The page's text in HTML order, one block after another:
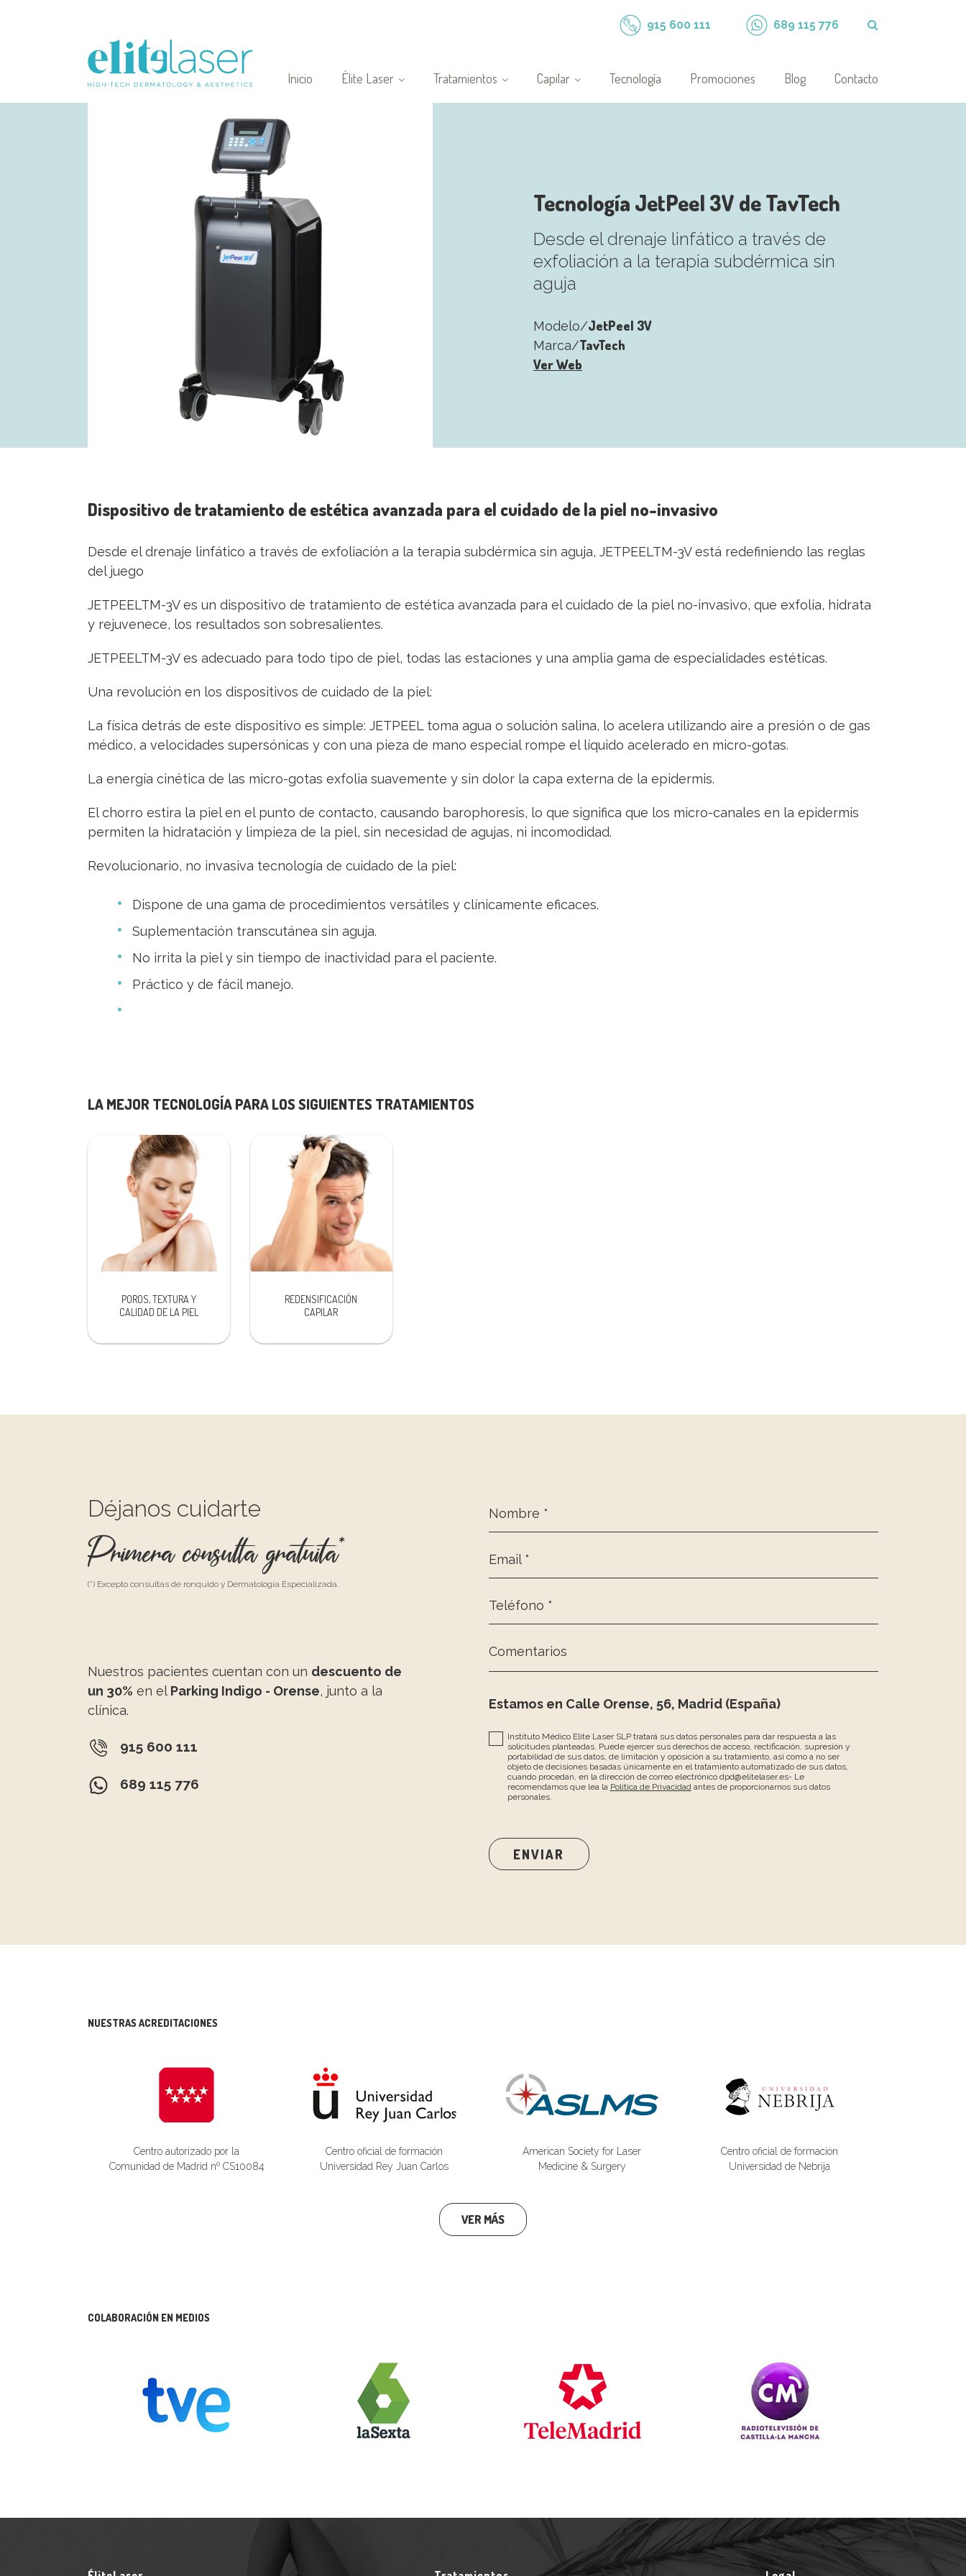
915 600 111 689 115 776
Inicio Élite Laser Tratamientos Capilar Tecnología Promociones Blog Contacto
Tecnología JetPeel 3V de TavTech
Desde el drenaje linfático a través de
exfoliación a la terapia subdérmica sin
aguja
Modelo/JetPeel 3V
Marca/TavTech
Ver Web
Dispositivo de tratamiento de estética avanzada para el cuidado de la piel no-invasivo
Desde el drenaje linfático a través de exfoliación a la terapia subdérmica sin aguja, JETPEELTM-3V está redefiniendo las reglas
del juego
JETPEELTM-3V es un dispositivo de tratamiento de estética avanzada para el cuidado de la piel no-invasivo, que exfolia, hidrata
y rejuvenece, los resultados son sobresalientes.
JETPEELTM-3V es adecuado para todo tipo de piel, todas las estaciones y una amplia gama de especialidades estéticas.
Una revolución en los dispositivos de cuidado de la piel:
La física detrás de este dispositivo es simple: JETPEEL toma agua o solución salina, lo acelera utilizando aire a presión o de gas
médico, a velocidades supersónicas y con una pieza de mano especial rompe el líquido acelerado en micro-gotas.
La energía cinética de las micro-gotas exfolia suavemente y sin dolor la capa externa de la epidermis.
El chorro estira la piel en el punto de contacto, causando barophoresis, lo que significa que los micro-canales en la epidermis
permiten la hidratación y limpieza de la piel, sin necesidad de agujas, ni incomodidad.
Revolucionario, no invasiva tecnología de cuidado de la piel:
Dispone de una gama de procedimientos versátiles y clínicamente eficaces.
Suplementación transcutánea sin aguja.
No irrita la piel y sin tiempo de inactividad para el paciente.
Práctico y de fácil manejo.
LA MEJOR TECNOLOGÍA PARA LOS SIGUIENTES TRATAMIENTOS
POROS, TEXTURA Y
CALIDAD DE LA PIEL
REDENSIFICACIÓN
CAPILAR
Déjanos cuidarte
Primera consulta gratuita*
(*) Excepto consultas de ronquido y Dermatología Especializada.
Nuestros pacientes cuentan con un descuento de
un 30% en el Parking Indigo - Orense, junto a la
clínica.
915 600 111
689 115 776
Nombre *
Email *
Teléfono *
Comentarios
Estamos en Calle Orense, 56, Madrid (España)
Instituto Médico Elite Laser SLP tratará sus datos personales para dar respuesta a las
solicitudes planteadas. Puede ejercer sus derechos de acceso, rectificación, supresión y
portabilidad de sus datos, de limitación y oposición a su tratamiento, así como a no ser
objeto de decisiones basadas únicamente en el tratamiento automatizado de sus datos,
cuando procedan, en la dirección de correo electrónico dpd@elitelaser.es- Le
recomendamos que lea la Política de Privacidad antes de proporcionarnos sus datos
personales.
NUESTRAS ACREDITACIONES
Centro autorizado por la
Comunidad de Madrid nº CS10084
Centro oficial de formación
Universidad Rey Juan Carlos
American Society for Laser
Medicine & Surgery
Centro oficial de formación
Universidad de Nebrija
VER MÁS
COLABORACIÓN EN MEDIOS